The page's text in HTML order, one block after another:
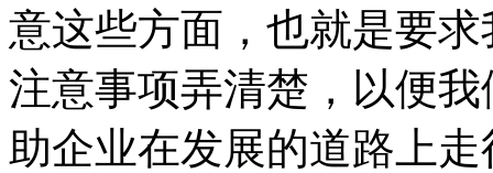
意这些方面，也就是要
注意事项弄清楚，以便
助企业在发展的道路上